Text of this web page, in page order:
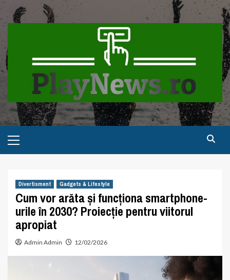
Skip
to
Menu
Divertisment Gadgets & Lifestyle
Cum vor arăta și funcționa smartphone-
urile în 2030? Proiecție pentru viitorul
apropiat
Admin Admin 12/02/2026